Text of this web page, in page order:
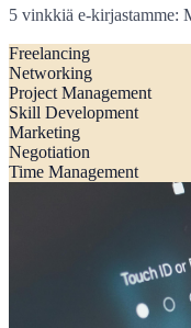
5 vinkkiä e-kirjastamme:
Freelancing
Networking
Project Management
Skill Development
Marketing
Negotiation
Time Management